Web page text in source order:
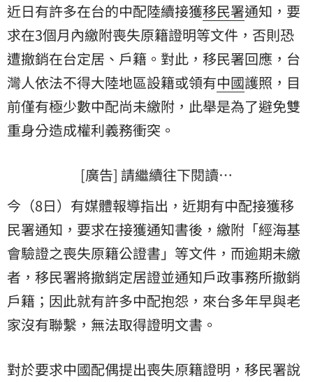
近日有許多在台的中配陸續接獲移民署通知，要
求在3個月內繳附喪失原籍證明等文件，否則恐
遭撤銷在台定居、戶籍。對此，移民署回應， 台
灣人依法不得大陸地區設籍或領有中國護照，目
前僅有極少數中配尚未繳附，此舉是為了避免雙
重身分造成權利義務衝突。
[廣告] 請繼續往下閱讀…
今（8日）有媒體報導指出，近期有中配接獲移
民署通知，要求在接獲通知書後，繳附「經海基
會驗證之喪失原籍公證書」等文件，而逾期未繳
者，移民署將撤銷定居證並通知戶政事務所撤銷
戶籍；因此就有許多中配抱怨，來台多年早與老
家沒有聯繫，無法取得證明文書。
對於要求中國配偶提出喪失原籍證明，移民署說